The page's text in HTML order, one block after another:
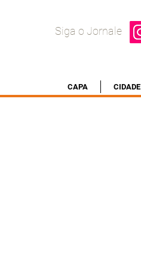
Siga o Jornale
CAPA CIDADE